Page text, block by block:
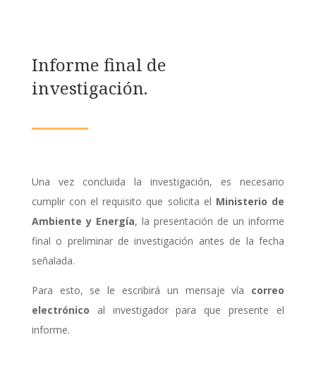
Informe final de
investigación.
Una vez concluida la investigación, es necesario
cumplir con el requisito que solicita el Ministerio de
Ambiente y Energía, la presentación de un informe
final o preliminar de investigación antes de la fecha
señalada.
Para esto, se le escribirá un mensaje vía correo
electrónico al investigador para que presente el
informe.